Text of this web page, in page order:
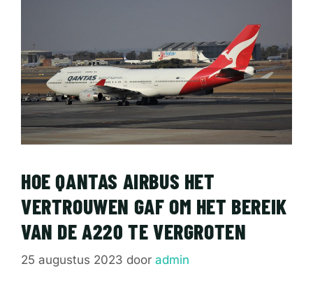
HOE QANTAS AIRBUS HET
VERTROUWEN GAF OM HET BEREIK
VAN DE A220 TE VERGROTEN
25 augustus 2023 door admin